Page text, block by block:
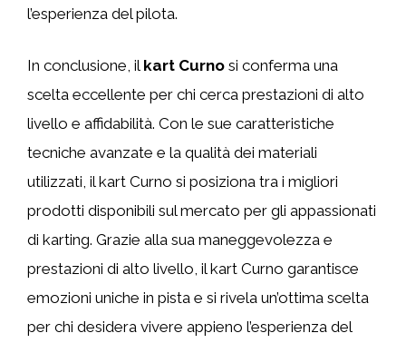
l’esperienza del pilota.
In conclusione, il kart Curno si conferma una
scelta eccellente per chi cerca prestazioni di alto
livello e affidabilità. Con le sue caratteristiche
tecniche avanzate e la qualità dei materiali
utilizzati, il kart Curno si posiziona tra i migliori
prodotti disponibili sul mercato per gli appassionati
di karting. Grazie alla sua maneggevolezza e
prestazioni di alto livello, il kart Curno garantisce
emozioni uniche in pista e si rivela un’ottima scelta
per chi desidera vivere appieno l’esperienza del